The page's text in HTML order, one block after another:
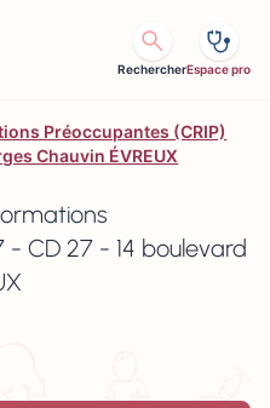
RechercherEspace pro
Préoccupantes (CRIP)
Chauvin ÉVREUX
- CD 27 - 14 boulevard